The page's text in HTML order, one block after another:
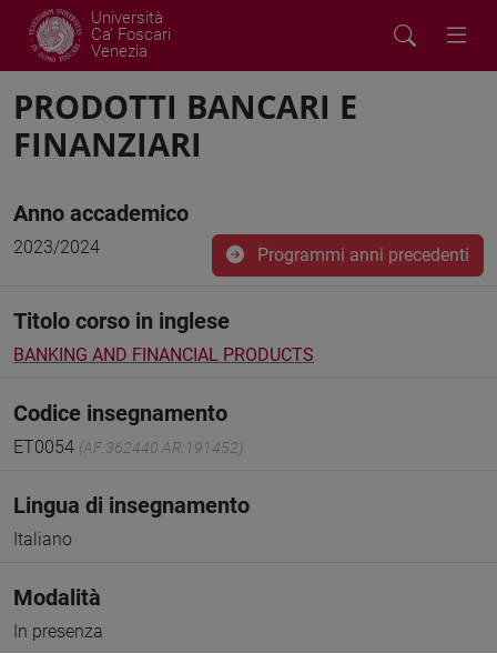
Università
Ca' Foscari
Venezia
PRODOTTI BANCARI E
FINANZIARI
Anno accademico
2023/2024 Programmi anni precedenti
Titolo corso in inglese
BANKING AND FINANCIAL PRODUCTS
Codice insegnamento
ET0054 (AF:362440 AR:191452)
Lingua di insegnamento
Italiano
Modalità
In presenza